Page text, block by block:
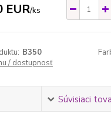
EUR/ks
B350
/ dostupnosť
Súvisiaci